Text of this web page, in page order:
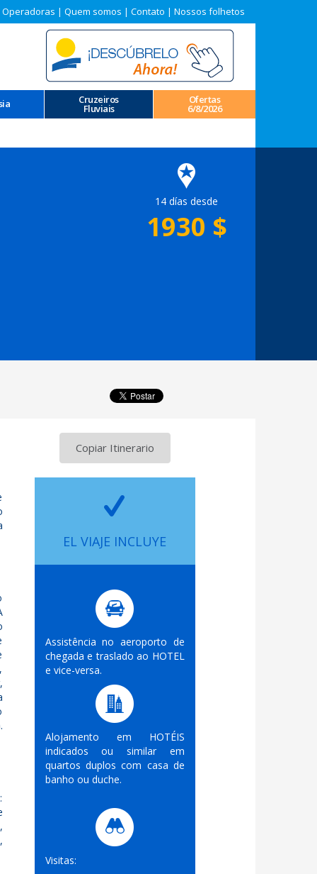
Operadoras | Quem somos | Contato | Nossos folhetos
Cruzeiros
Fluviais
Ofertas
6/8/2026
14 días desde
1930 $
Copiar Itinerario
EL VIAJE INCLUYE
Assistência no aeroporto de
chegada e traslado ao HOTEL
e vice-versa.
Alojamento em HOTÉIS
indicados ou similar em
quartos duplos com casa de
banho ou duche.
Visitas: